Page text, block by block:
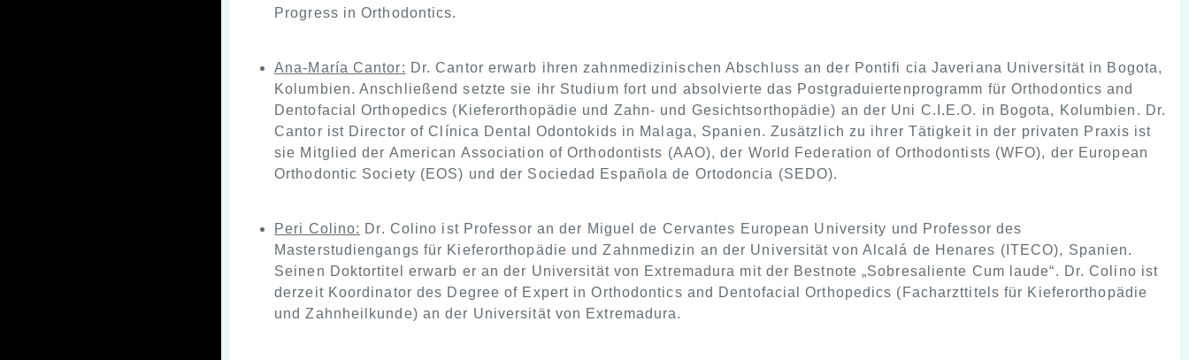
Progress in Orthodontics.
Ana-María Cantor: Dr. Cantor erwarb ihren zahnmedizinischen Abschluss an der Pontifi cia Javeriana Universität in Bogota,
Kolumbien. Anschließend setzte sie ihr Studium fort und absolvierte das Postgraduiertenprogramm für Orthodontics and
Dentofacial Orthopedics (Kieferorthopädie und Zahn- und Gesichtsorthopädie) an der Uni C.I.E.O. in Bogota, Kolumbien. Dr.
Cantor ist Director of Clínica Dental Odontokids in Malaga, Spanien. Zusätzlich zu ihrer Tätigkeit in der privaten Praxis ist
sie Mitglied der American Association of Orthodontists (AAO), der World Federation of Orthodontists (WFO), der European
Orthodontic Society (EOS) und der Sociedad Española de Ortodoncia (SEDO).
Peri Colino: Dr. Colino ist Professor an der Miguel de Cervantes European University und Professor des
Masterstudiengangs für Kieferorthopädie und Zahnmedizin an der Universität von Alcalá de Henares (ITECO), Spanien.
Seinen Doktortitel erwarb er an der Universität von Extremadura mit der Bestnote „Sobresaliente Cum laude“. Dr. Colino ist
derzeit Koordinator des Degree of Expert in Orthodontics and Dentofacial Orthopedics (Facharzttitels für Kieferorthopädie
und Zahnheilkunde) an der Universität von Extremadura.